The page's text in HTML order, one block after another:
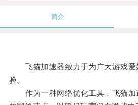
简介
飞猫加速器致力于为广大游戏爱
验。
作为一种网络优化工具，飞猫加